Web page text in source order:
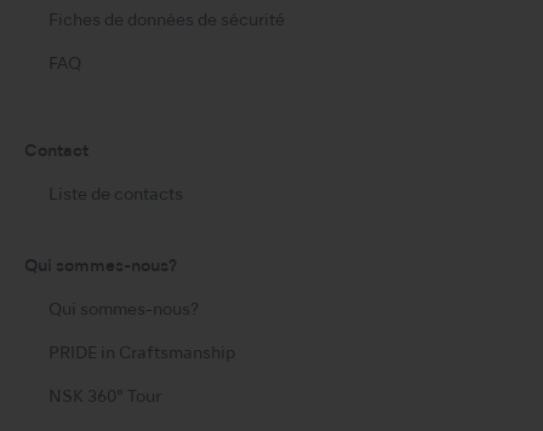
Fiches de données de sécurité
FAQ
Contact
Liste de contacts
Qui sommes-nous?
Qui sommes-nous?
PRIDE in Craftsmanship
NSK 360° Tour